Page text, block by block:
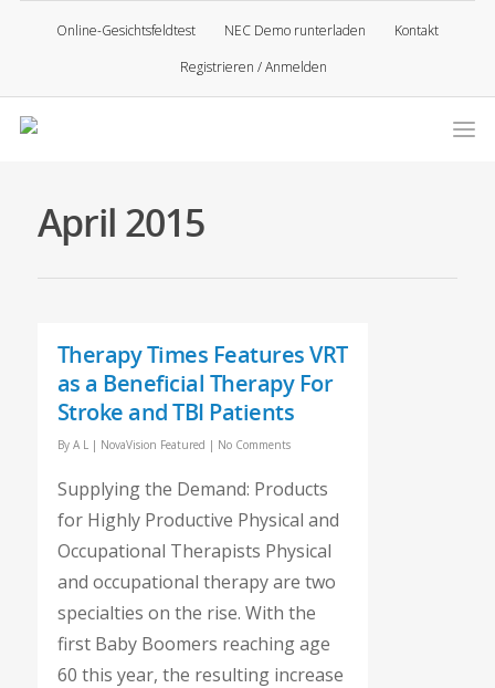
Online-Gesichtsfeldtest NEC Demo runterladen
Kontakt
Registrieren / Anmelden
April 2015
Therapy Times Features VRT
as a Beneficial Therapy For
Stroke and TBI Patients
By A L | NovaVision Featured | No Comments
Supplying the Demand: Products
for Highly Productive Physical and
Occupational Therapists Physical
and occupational therapy are two
specialties on the rise. With the
first Baby Boomers reaching age
60 this year, the resulting increase